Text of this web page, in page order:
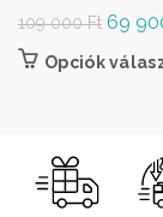
109 000Ft
price
69
Opciók